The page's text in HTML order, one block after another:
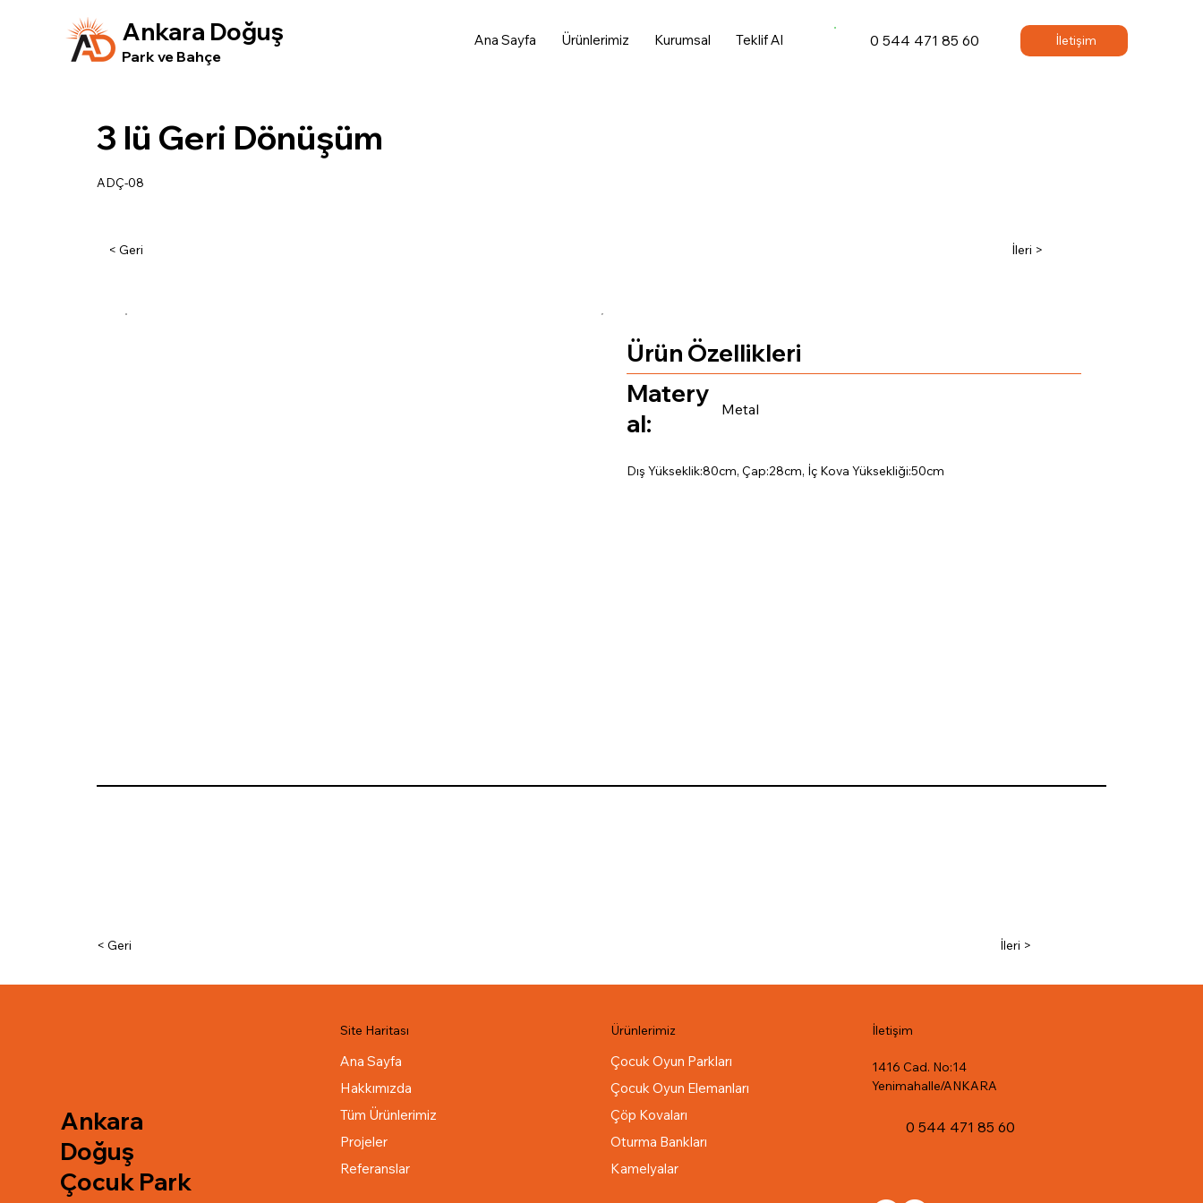
Ankara Doğuş
Park ve Bahçe
0 544 471 85 60
Ana Sayfa Ürünlerimiz Kurumsal Teklif Al İletişim
3 lü Geri Dönüşüm
ADÇ-08
< Geri İleri >
Ürün Özellikleri
Matery
al:
Metal
Dış Yükseklik:80cm, Çap:28cm, İç Kova Yüksekliği:50cm
İleri >
< Geri
Ankara
Doğuş
Çocuk Park
Ürünlerimiz
Çocuk Oyun Parkları
Çocuk Oyun Elemanları
Çöp Kovaları
Oturma Bankları
Kamelyalar
Site Haritası
Ana Sayfa
Hakkımızda
Tüm Ürünlerimiz
Projeler
Referanslar
İletişim
1416 Cad. No:14
Yenimahalle/ANKARA
0 544 471 85 60